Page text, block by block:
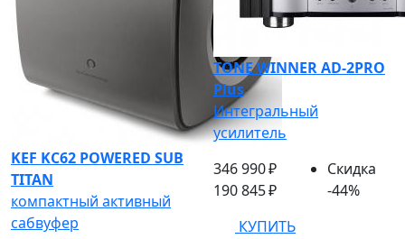
KEF KC62 POWERED SUB
TITAN
компактный активный
сабвуфер
TONE WINNER AD-2PRO
Plus
Интегральный
усилитель
346 990 ₽
190 845 ₽
Скидка
-44%
КУПИТЬ